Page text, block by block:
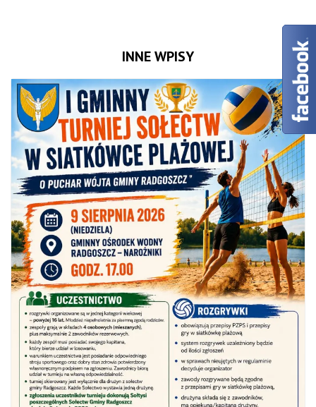
INNE WPISY